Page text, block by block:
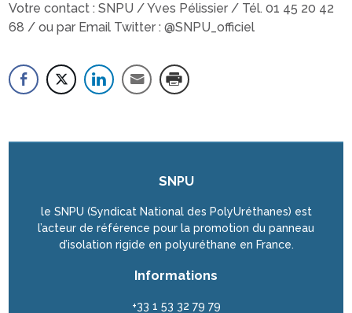
Votre contact : SNPU / Yves Pélissier / Tél. 01 45 20 42
68 / ou par Email Twitter : @SNPU_officiel
SNPU
le SNPU (Syndicat National des PolyUréthanes) est
l’acteur de référence pour la promotion du panneau
d’isolation rigide en polyuréthane en France.
Informations
+33 1 53 32 79 79